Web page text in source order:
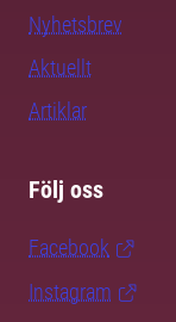
Nyhetsbrev
Aktuellt
Artiklar
Följ oss
Facebook
Instagram